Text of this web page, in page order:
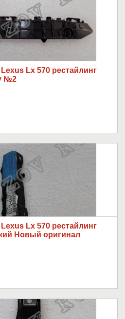
Lx 570 рестайлинг
№2
Lx 570 рестайлинг
Новый оригинал